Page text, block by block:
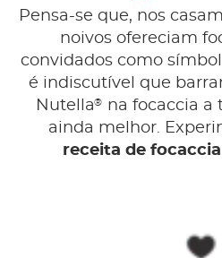
Pensa-se que, nos
noivos ofereciam
convidados como
é indiscutível que
Nutella®
na focaccia a
ainda melhor.
receita de